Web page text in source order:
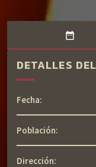
date_range
DETALLES
Fecha:
Población:
Dirección: